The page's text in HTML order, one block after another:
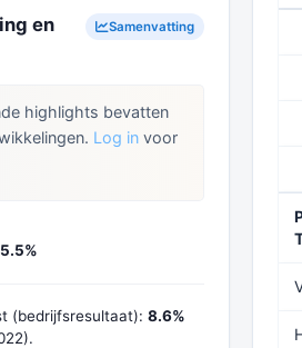
en
Samenvatting
highlights bevatten
Log in voor
5.5%
(bedrijfsresultaat): 8.6%